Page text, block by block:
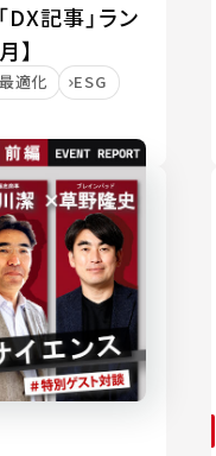
記事」ラン
】
適化 ESG